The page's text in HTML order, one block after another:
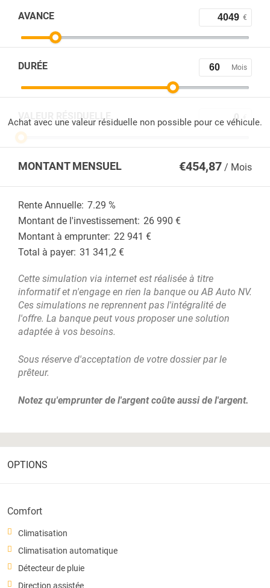
AVANCE €
DURÉE Mois
Achat avec une valeur résiduelle non possible pour ce véhicule.
VALEUR RÉSIDUELLE
MONTANT MENSUEL €454,87 / Mois
Rente Annuelle: 7.29 %
Montant de l'investissement: 26 990 €
Montant à emprunter: 22 941 €
Total à payer: 31 341,2 €
Cette simulation via internet est réalisée à titre
informatif et n'engage en rien la banque ou AB Auto NV.
Ces simulations ne reprennent pas l'intégralité de
l'offre. La banque peut vous proposer une solution
adaptée à vos besoins.
Sous réserve d'acceptation de votre dossier par le
prêteur.
Notez qu'emprunter de l'argent coûte aussi de l'argent.
OPTIONS
Comfort
Climatisation
Climatisation automatique
Détecteur de pluie
Direction assistée